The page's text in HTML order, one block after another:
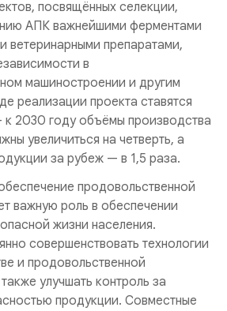
посвящённых селекции,
АПК важнейшими ферментами
ветеринарными препаратами,
в
машиностроении и другим
реализации проекта ставятся
2030 году объёмы производства
увеличиться на четверть, а
за рубеж — в 1,5 раза.
продовольственной
важную роль в обеспечении
жизни населения.
совершенствовать технологии
и продовольственной
улучшать контроль за
продукции. Совместные